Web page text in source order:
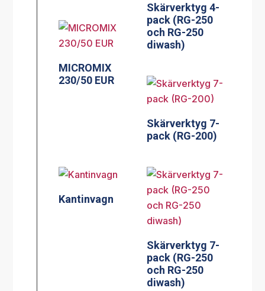
Skärverktyg 4-
pack (RG-250
och RG-250
diwash)
MICROMIX
230/50 EUR
Skärverktyg 7-
pack (RG-200)
Kantinvagn
Skärverktyg 7-
pack (RG-250
och RG-250
diwash)